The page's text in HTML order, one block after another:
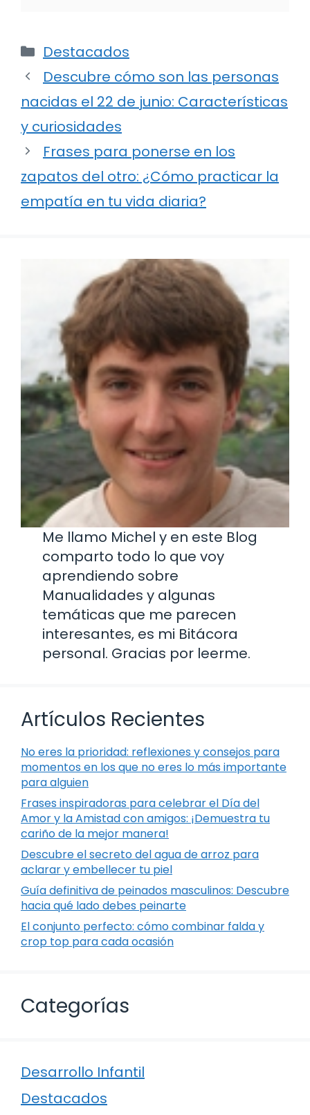
Categorías
Destacados
Descubre cómo son las personas
nacidas el 22 de junio: Características
y curiosidades
Frases para ponerse en los
zapatos del otro: ¿Cómo practicar la
empatía en tu vida diaria?
Me llamo Michel y en este Blog
comparto todo lo que voy
aprendiendo sobre
Manualidades y algunas
temáticas que me parecen
interesantes, es mi Bitácora
personal. Gracias por leerme.
Artículos Recientes
No eres la prioridad: reflexiones y consejos para
momentos en los que no eres lo más importante
para alguien
Frases inspiradoras para celebrar el Día del
Amor y la Amistad con amigos: ¡Demuestra tu
cariño de la mejor manera!
Descubre el secreto del agua de arroz para
aclarar y embellecer tu piel
Guía definitiva de peinados masculinos: Descubre
hacia qué lado debes peinarte
El conjunto perfecto: cómo combinar falda y
crop top para cada ocasión
Categorías
Desarrollo Infantil
Destacados